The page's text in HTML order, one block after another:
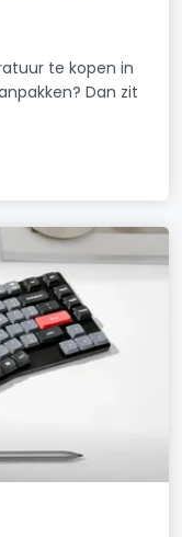
te kopen in
Dan zit